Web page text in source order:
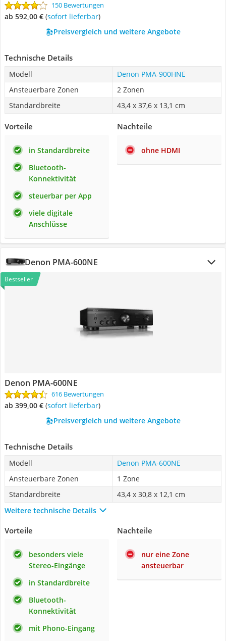
150 Bewertungen
ab 592,00 € ( Sofort lieferbar)
Preisvergleich und weitere Angebote
Technische Details
Modell
Denon PMA-900HNE
Ansteuerbare Zonen
2 Zonen
Standardbreite
43,4 x 37,6 x 13,1 cm
Vorteile
in Standardbreite
Bluetooth-
Konnektivität
steuerbar per App
viele digitale
Anschlüsse
Nachteile
ohne HDMI
Denon PMA-600NE
Bestseller
Denon PMA-600NE
616 Bewertungen
ab 399,00 € ( Sofort lieferbar)
Preisvergleich und weitere Angebote
Technische Details
Modell
Denon PMA-600NE
Ansteuerbare Zonen
1 Zone
Standardbreite
43,4 x 30,8 x 12,1 cm
Weitere technische Details
Vorteile
besonders viele
Stereo-Eingänge
in Standardbreite
Bluetooth-
Konnektivität
mit Phono-Eingang
Nachteile
nur eine Zone
ansteuerbar